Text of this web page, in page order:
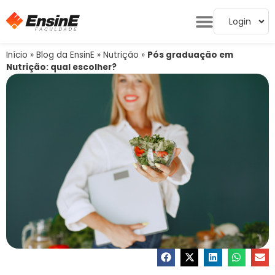
Login
Início » Blog da EnsinE » Nutrição » Pós graduação em
Nutrição: qual escolher?